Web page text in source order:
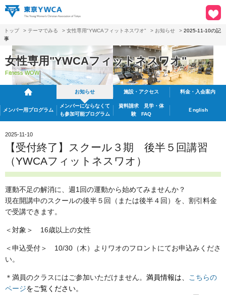
トップ > テーマでみる > 女性専用"YWCAフィットネスワオ" > お知らせ > 2025-11-10の記
事
女性専用"YWCAフィットネスワオ"
Fitness WOW
お知らせ 施設・アクセス 料金・入会案内
メンバー用プログラム
メンバーにならなくて
も参加可能プログラム
資料請求
見学・体
験 FAQ
Ｅnglish
2025-11-10
【受付終了】スクール３期 後半５回講習
（YWCAフィットネスワオ）
運動不足の解消に、週1回の運動から始めてみませんか？
現在開講中のスクールの後半５回（または後半４回）を、割引料金
で受講できます。
＜対象＞ 16歳以上の女性
＜申込受付＞ 10/30（木）よりワオのフロントにてお申込みくださ
い。
＊満員のクラスにはご参加いただけません。 満員情報は、
こちらの
ページをご覧ください。